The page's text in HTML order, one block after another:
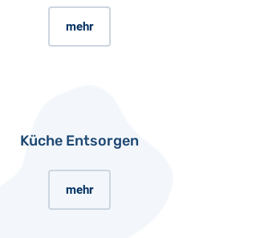
mehr
Küche Entsorgen
mehr